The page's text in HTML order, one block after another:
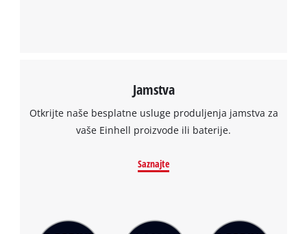
Jamstva
Otkrijte naše besplatne usluge produljenja jamstva za
vaše Einhell proizvode ili baterije.
Saznajte